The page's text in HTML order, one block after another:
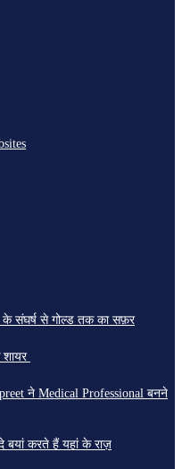
संघर्ष से गोल्ड तक का सफ़र
शायर
ने Medical Professional बनने
बयां करते हैं यहां के राज़